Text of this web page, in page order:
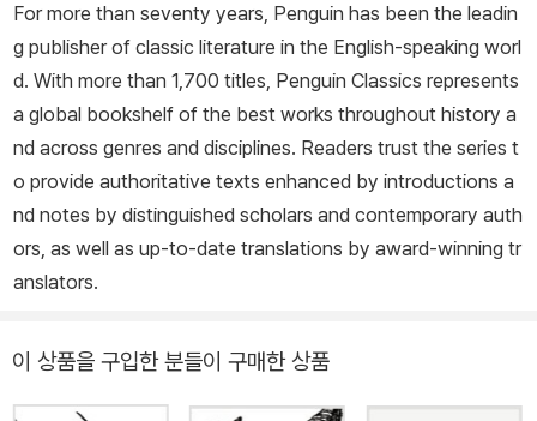
는 모험과 인정 넘치는 사건들로 이루어진 이 소설은 픽윅을 일약 영
국 국민이 사랑하는 인물로 만들었다. 디킨스는 같은 시기에 ≪올리
버 트위스트≫를 써서 올리버를 온 국민이 사랑하고 돌보아 주고 싶
은 어린이로 만들었다. 그 후 디킨스는 생애 마지막까지 평균 2년에
장편소설 한 권을 써내는 괴력을 발휘한다. 대표작으로는 ≪크리스마
스 캐럴≫, ≪위대한 유산≫, ≪데이비드 코퍼필드≫, ≪두 도시 이야
기≫, ≪황폐한 집≫, ≪리틀 도릿≫이 있다.
For more than seventy years, Penguin has been the leadin
g publisher of classic literature in the English-speaking worl
d. With more than 1,700 titles, Penguin Classics represents
a global bookshelf of the best works throughout history a
nd across genres and disciplines. Readers trust the series t
o provide authoritative texts enhanced by introductions a
nd notes by distinguished scholars and contemporary auth
ors, as well as up-to-date translations by award-winning tr
anslators.
이 상품을 구입한 분들이 구매한 상품